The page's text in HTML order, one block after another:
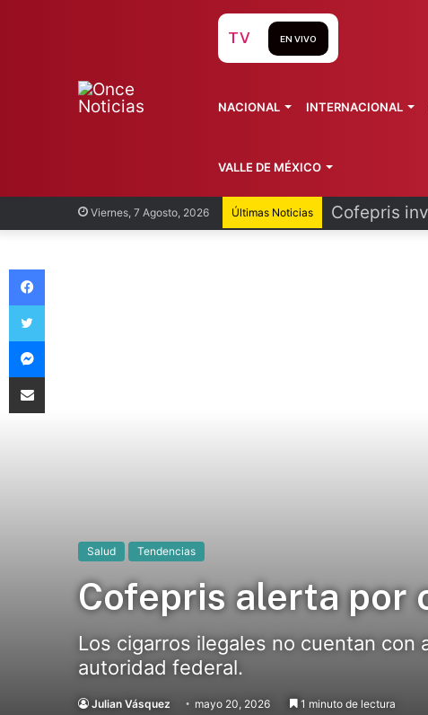
Viernes, 7 Agosto, 2026 Últimas Noticias Recorren
TV EN VIVO
NACIONAL INTERNACIONAL
VALLE DE MÉXICO
Salud Tendencias
Cofepris alerta por
Los cigarros ilegales no cuentan
autoridad federal.
Julian Vásquez mayo 20, 2026 1 minuto de lectura
Facebook
Twitter
Messenger
Compartir vía Email